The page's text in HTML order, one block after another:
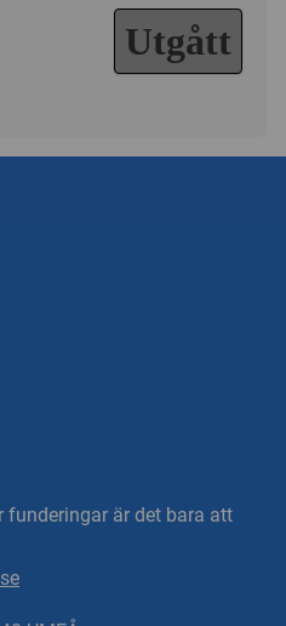
Utgått
funderingar är det bara att